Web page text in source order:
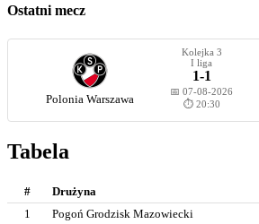
Ostatni mecz
Polonia Warszawa
Kolejka 3
I liga
1-1
📅 07-08-2026
⏱️ 20:30
Tabela
# Drużyna
1
Pogoń Grodzisk Mazowiecki